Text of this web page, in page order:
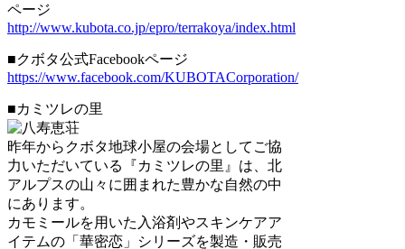
ページ
http://www.kubota.co.jp/epro/terrakoya/index.html
■クボタ公式Facebookページ
https://www.facebook.com/KUBOTACorporation/
■カミツレの里
昨年からクボタ地球小屋の会場としてご協
力いただいている『カミツレの里』は、北
アルプスの山々に囲まれた豊かな自然の中
にあります。
カモミールを用いた入浴剤やスキンケアア
イテムの「華密恋」シリーズを製造・販売